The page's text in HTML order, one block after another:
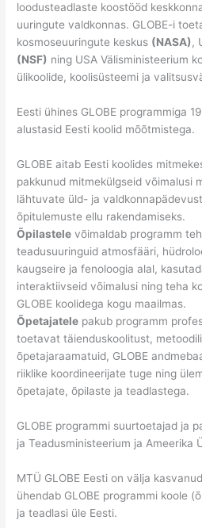
loodusteadlaste koostööd
uuringute valdkonnas. GLOBE-i
kosmoseuuringute keskus (NASA),
(NSF) ning USA Välisministeerium
ülikoolide, koolisüsteemi ja
Eesti ühines GLOBE programmiga
alustasid Eesti koolid mõõtmistega.
GLOBE aitab Eesti koolides
pakkunud mitmekülgseid võimalusi
lähtuvate üld- ja
õpitulemuste ellu rakendamiseks.
Õpilastele võimaldab programm
teadusuuringuid atmosfääri,
kaugseire ja fenoloogia alal,
interaktiivseid võimalusi ning teha
GLOBE koolidega kogu maailmas.
Õpetajatele pakub programm
toetavat täienduskoolitust,
õpetajaraamatuid, GLOBE
riiklike koordineerijate tuge ning
õpetajate, õpilaste ja teadlastega.
GLOBE programmi suurtoetajad ja
ja Teadusministeerium ja Ameerika
MTÜ GLOBE Eesti on välja
ühendab GLOBE programmi koole
ja teadlasi üle Eesti.